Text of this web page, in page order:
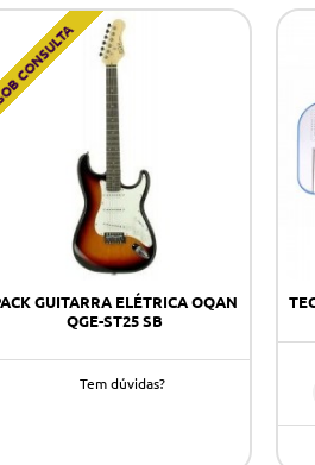
CONSULTA
GUITARRA ELÉTRICA OQAN
QGE-ST25 SB
Tem dúvidas?